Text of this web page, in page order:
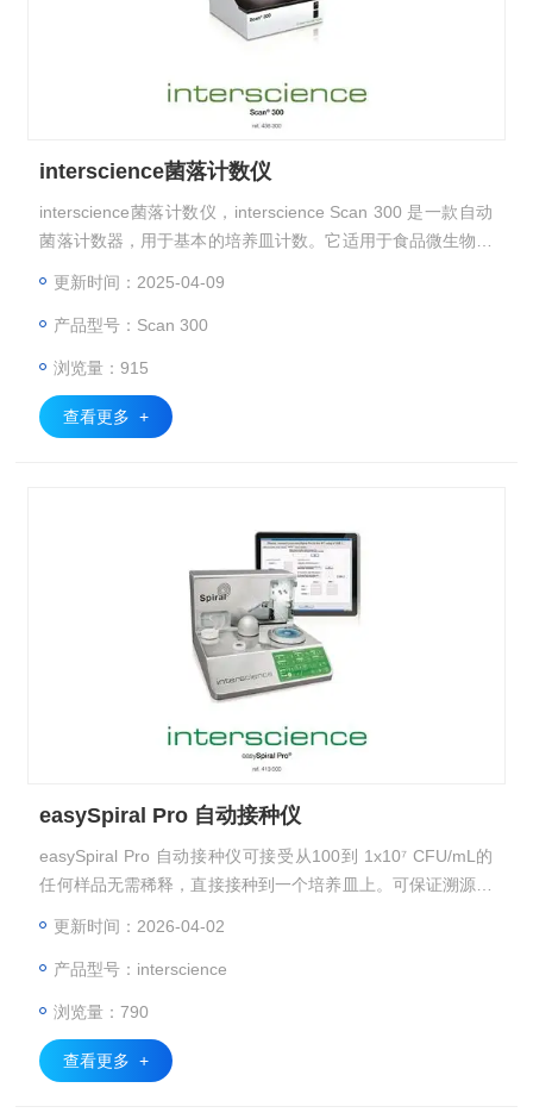
interscience菌落计数仪
interscience菌落计数仪，interscience Scan 300 是一款自动
菌落计数器，用于基本的培养皿计数。它适用于食品微生物检
更新时间：2025-04-09
产品型号：Scan 300
浏览量：915
查看更多 +
easySpiral Pro 自动接种仪
easySpiral Pro 自动接种仪可接受从100到 1x10⁷ CFU/mL的
任何样品无需稀释，直接接种到一个培养皿上。可保证溯源性
更新时间：2026-04-02
产品型号：interscience
浏览量：790
查看更多 +